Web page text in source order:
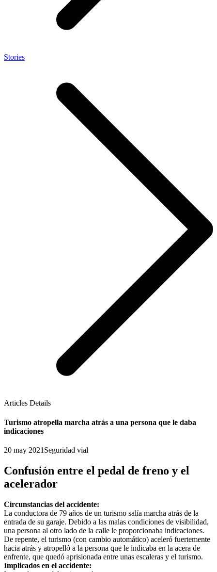
Stories
Articles Details
Turismo atropella marcha atrás a una persona que le daba
indicaciones
20 may 2021 Seguridad vial
Confusión entre el pedal de freno y el
acelerador
Circunstancias del accidente:
La conductora de 79 años de un turismo salía marcha atrás de la
entrada de su garaje. Debido a las malas condiciones de visibilidad,
una persona al otro lado de la calle le proporcionaba indicaciones.
De repente, el turismo (con cambio automático) aceleró fuertemente
hacia atrás y atropelló a la persona que le indicaba en la acera de
enfrente, que quedó aprisionada entre unas escaleras y el turismo.
Implicados en el accidente: